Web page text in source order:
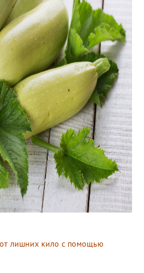
лишних кило с помощью